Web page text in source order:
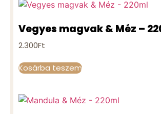
Vegyes magvak & Méz –
2.300Ft
Kosárba teszem